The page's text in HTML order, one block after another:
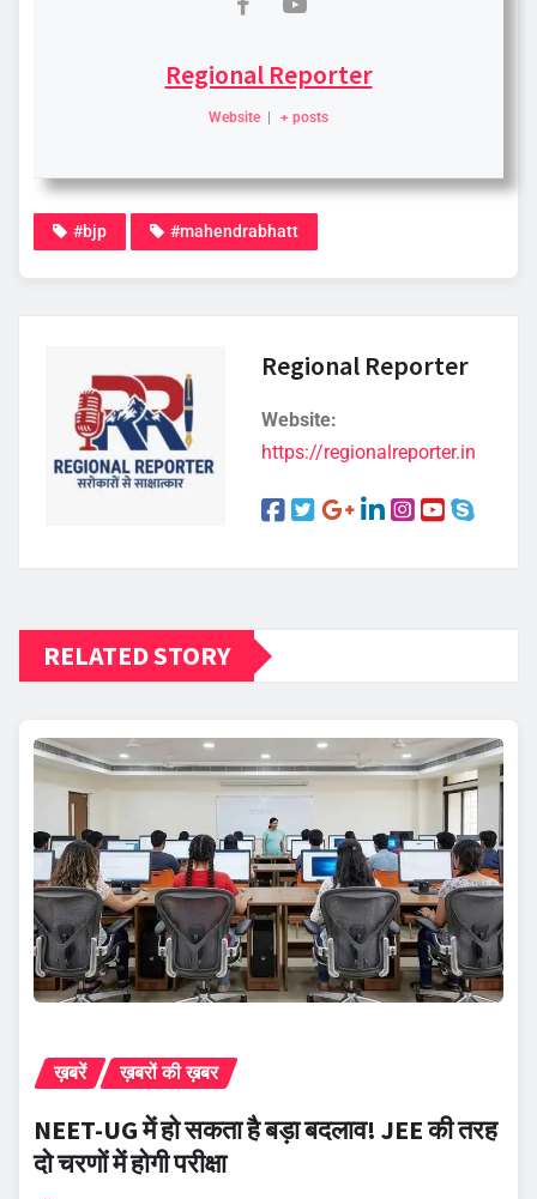
Regional Reporter
Website | + posts
#bjp #mahendrabhatt
Regional Reporter
Website:
https://regionalreporter.in
RELATED STORY
ख़बरें ख़बरों की ख़बर
NEET-UG में हो सकता है बड़ा बदलाव! JEE की तरह
दो चरणों में होगी परीक्षा